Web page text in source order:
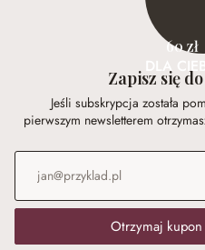
60 zł
DLA
Zapisz się
Jeśli subskrypcja została
pierwszym newsletterem
Adres e-mail
Otrzymaj